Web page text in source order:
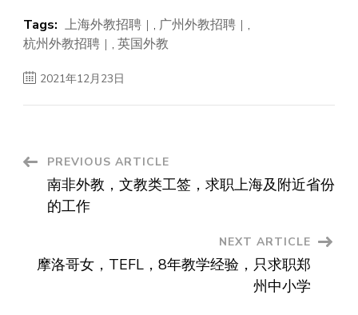
Tags: 上海外教招聘 , 广州外教招聘
,
杭州外教招聘
, 英国外教
2021年12月23日
Post
Navigation
PREVIOUS ARTICLE
南非外教，文教类工签，求职上海及附近省份
的工作
NEXT ARTICLE
摩洛哥女，TEFL，8年教学经验，只求职郑
州中小学